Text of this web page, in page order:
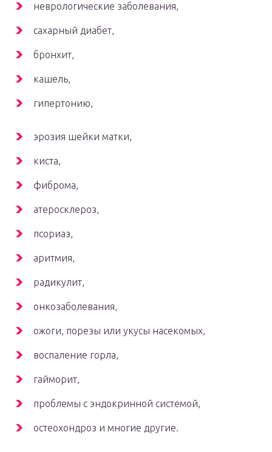
неврологические заболевания,
сахарный диабет,
бронхит,
кашель,
гипертонию,
эрозия шейки матки,
киста,
фиброма,
атеросклероз,
псориаз,
аритмия,
радикулит,
онкозаболевания,
ожоги, порезы или укусы насекомых,
воспаление горла,
гайморит,
проблемы с эндокринной системой,
остеохондроз и многие другие.